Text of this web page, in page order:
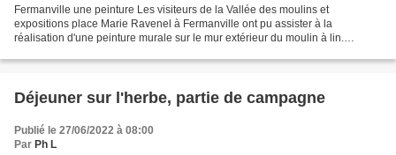
Fermanville une peinture Les visiteurs de la Vallée des moulins et
expositions place Marie Ravenel à Fermanville ont pu assister à la
réalisation d'une peinture murale sur le mur extérieur du moulin à lin.
Déjeuner sur l'herbe, partie de campagne
Publié le 27/06/2022 à 08:00
Par Ph L